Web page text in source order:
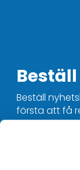
Beställ
första att få